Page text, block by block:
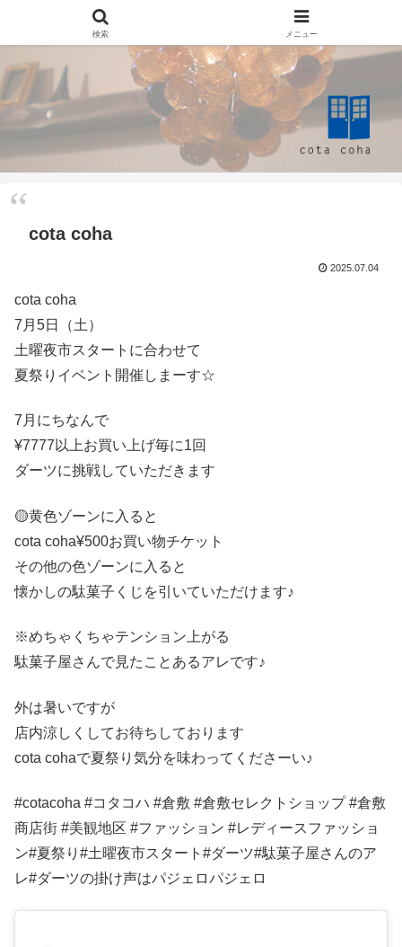
cota coha
2025.07.04
cota coha
7月5日（土）
土曜夜市スタートに合わせて
夏祭りイベント開催しまーす☆
7月にちなんで
¥7777以上お買い上げ毎に1回
ダーツに挑戦していただきます
🟡黄色ゾーンに入ると
cota coha¥500お買い物チケット
その他の色ゾーンに入ると
懐かしの駄菓子くじを引いていただけます♪
※めちゃくちゃテンション上がる
駄菓子屋さんで見たことあるアレです♪
外は暑いですが
店内涼しくしてお待ちしております
cota cohaで夏祭り気分を味わってくださーい♪
#cotacoha #コタコハ #倉敷 #倉敷セレクトショップ #倉敷
商店街 #美観地区 #ファッション #レディースファッショ
ン#夏祭り#土曜夜市スタート#ダーツ#駄菓子屋さんのア
レ#ダーツの掛け声はパジェロパジェロ
検索 メニュー